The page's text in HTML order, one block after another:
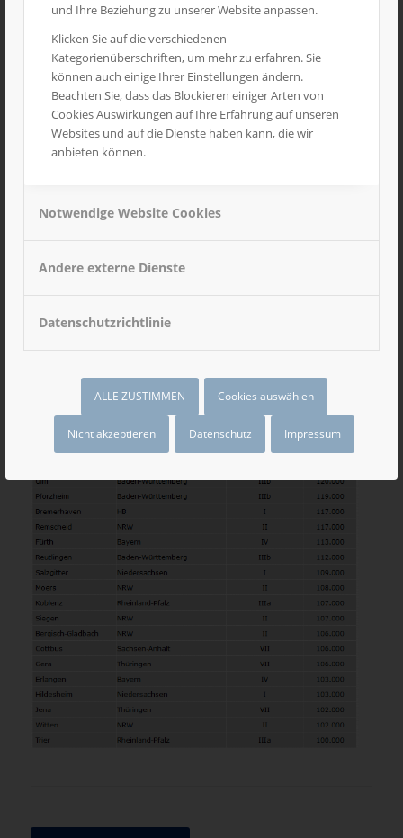
und Ihre Beziehung zu unserer Website anpassen.
Klicken Sie auf die verschiedenen
Kategorienüberschriften, um mehr zu erfahren. Sie
können auch einige Ihrer Einstellungen ändern.
Beachten Sie, dass das Blockieren einiger Arten von
Cookies Auswirkungen auf Ihre Erfahrung auf unseren
Websites und auf die Dienste haben kann, die wir
anbieten können.
Notwendige Website Cookies
Andere externe Dienste
Datenschutzrichtlinie
ALLE ZUSTIMMEN Cookies auswählen
Nicht akzeptieren Datenschutz Impressum